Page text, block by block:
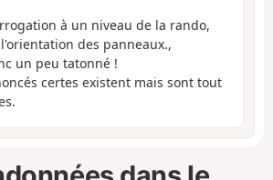
à un niveau de la rando,
des panneaux.,
un peu tatonné !
certes existent mais sont tout